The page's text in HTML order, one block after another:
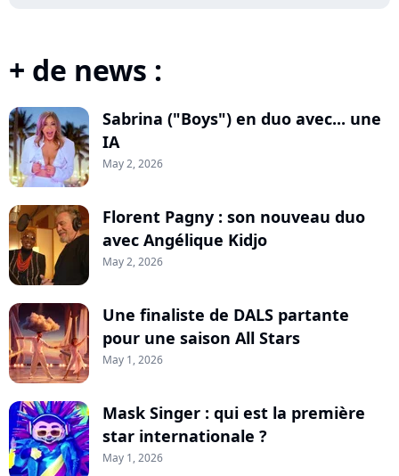
+ de news :
Sabrina ("Boys") en duo avec... une
IA
May 2, 2026
Florent Pagny : son nouveau duo
avec Angélique Kidjo
May 2, 2026
Une finaliste de DALS partante
pour une saison All Stars
May 1, 2026
Mask Singer : qui est la première
star internationale ?
May 1, 2026